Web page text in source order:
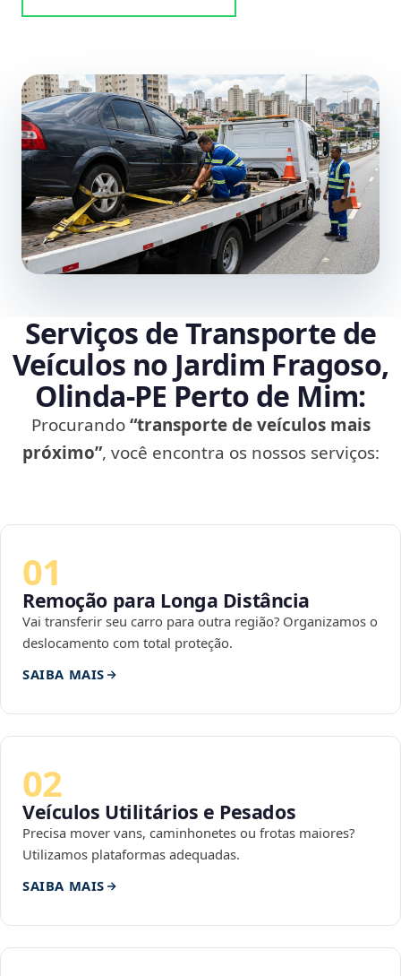
Serviços de Transporte de
Veículos no Jardim Fragoso,
Olinda‑PE Perto de Mim:
Procurando“transporte de veículos mais
próximo”, você encontra os nossos serviços:
01
Remoção para Longa Distância
Vai transferir seu carro para outra região? Organizamos o
deslocamento com total proteção.
SAIBA MAIS
02
Veículos Utilitários e Pesados
Precisa mover vans, caminhonetes ou frotas maiores?
Utilizamos plataformas adequadas.
SAIBA MAIS